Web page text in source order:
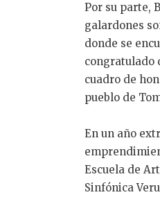
Por su parte,
galardones
donde se
congratulado
cuadro de
pueblo de
En un año
Escuela de
Sinfónica